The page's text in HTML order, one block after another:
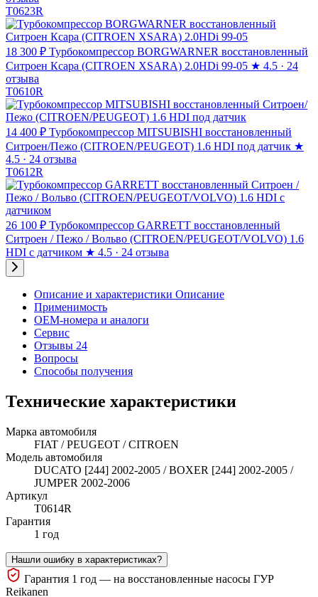
T0623R
18 300 ₽ Турбокомпрессор BORGWARNER восстановленный
Ситроен Ксара (CITROEN XSARA) 2.0HDi 99-05 ★ 4.5 · 24
отзыва
T0610R
14 400 ₽ Турбокомпрессор MITSUBISHI восстановленный
Ситроен/Пежо (CITROEN/PEUGEOT) 1.6 HDI под датчик ★
4.5 · 24 отзыва
T0612R
26 100 ₽ Турбокомпрессор GARRETT восстановленный
Ситроен / Пежо / Вольво (CITROEN/PEUGEOT/VOLVO) 1.6
HDI с датчиком ★ 4.5 · 24 отзыва
Описание и характеристики Описание
Применимость
OEM-номера и аналоги
Сервис
Отзывы 24
Вопросы
Способы получения
Технические характеристики
Марка автомобиля
FIAT / PEUGEOT / CITROEN
Модель автомобиля
DUCATO [244] 2002-2005 / BOXER [244] 2002-2005 /
JUMPER 2002-2006
Артикул
T0614R
Гарантия
1 год
Нашли ошибку в характеристиках?
Гарантия 1 год — на восстановленные насосы ГУР
Reikanen